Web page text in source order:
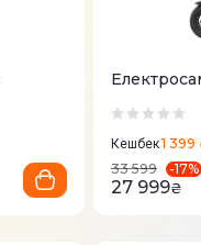
Кешбек1 399
33 599
-17%
27 999₴